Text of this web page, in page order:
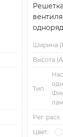
Решетка
Ширина
Высота
Тип.:
Рег. расх.
Цвет.: